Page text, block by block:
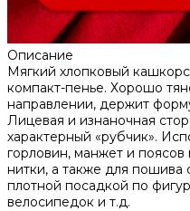
Описание
Мягкий хлопковый
компакт-пенье. Хорошо
направлении, держит
Лицевая и изнаночная
характерный «рубчик».
горловин, манжет и поясов
нитки, а также для пошива
плотной посадкой по
велосипедок и т.д.